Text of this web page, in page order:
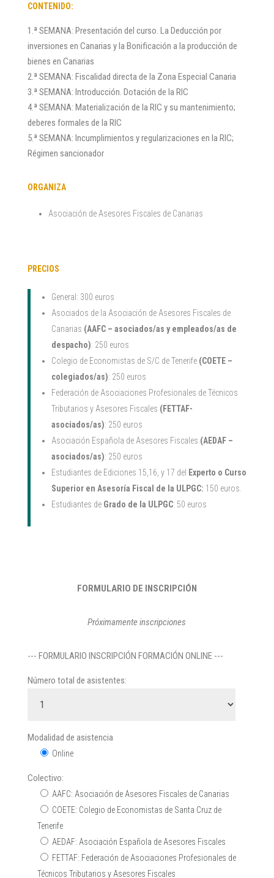
CONTENIDO:
1.ª SEMANA: Presentación del curso. La Deducción por
inversiones en Canarias y la Bonificación a la producción de
bienes en Canarias
2.ª SEMANA: Fiscalidad directa de la Zona Especial Canaria
3.ª SEMANA: Introducción. Dotación de la RIC
4.ª SEMANA: Materialización de la RIC y su mantenimiento;
deberes formales de la RIC
5.ª SEMANA: Incumplimientos y regularizaciones en la RIC;
Régimen sancionador
ORGANIZA
Asociación de Asesores Fiscales de Canarias
PRECIOS
General: 300 euros
Asociados de la Asociación de Asesores Fiscales de
Canarias (AAFC – asociados/as y empleados/as de
despacho): 250 euros
Colegio de Economistas de S/C de Tenerife(COETE –
colegiados/as): 250 euros
Federación de Asociaciones Profesionales de Técnicos
Tributarios y Asesores Fiscales (FETTAF-
asociados/as): 250 euros
Asociación Española de Asesores Fiscales (AEDAF –
asociados/as): 250 euros
Estudiantes de Ediciones 15,16, y 17 del Experto o Curso
Superior en Asesoría Fiscal de la ULPGC: 150 euros.
Estudiantes de Grado de la ULPGC: 50 euros
FORMULARIO DE INSCRIPCIÓN
Próximamente inscripciones
--- FORMULARIO INSCRIPCIÓN FORMACIÓN ONLINE ---
Número total de asistentes:
Modalidad de asistencia
Online
Colectivo:
AAFC: Asociación de Asesores Fiscales de Canarias
COETE: Colegio de Economistas de Santa Cruz de
Tenerife
AEDAF: Asociación Española de Asesores Fiscales
FETTAF: Federación de Asociaciones Profesionales de
Técnicos Tributarios y Asesores Fiscales